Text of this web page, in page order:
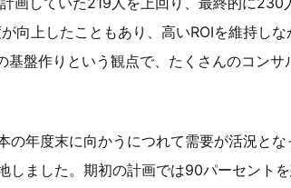
向上したこともあり、高いROIを維持しな
盤作りという観点で、たくさんのコンサ
年度末に向かうにつれて需要が活況とな
しました。期初の計画では90パーセント